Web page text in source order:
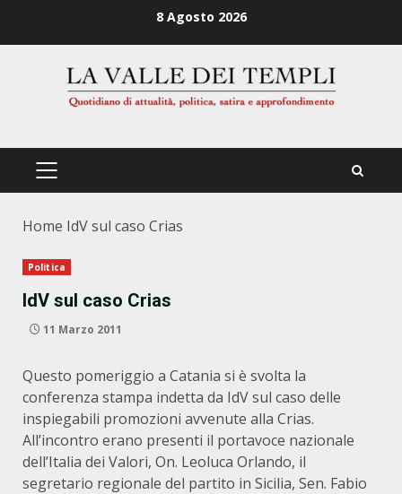
8 Agosto 2026
PRIMÄRES
Home IdV sul caso Crias
Politica
IdV sul caso Crias
11 Marzo 2011
Questo pomeriggio a Catania si è svolta la
conferenza stampa indetta da IdV sul caso delle
inspiegabili promozioni avvenute alla Crias.
All’incontro erano presenti il portavoce nazionale
dell’Italia dei Valori, On. Leoluca Orlando, il
segretario regionale del partito in Sicilia, Sen. Fabio